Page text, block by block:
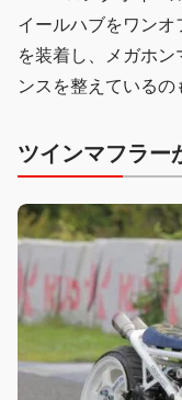
イールハブをワン
を装着し、メガホ
ンスを整えているの
ツインマフラー